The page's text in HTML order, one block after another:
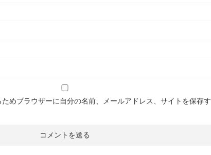
めブラウザーに自分の名前、メールアドレス、サイトを保存す